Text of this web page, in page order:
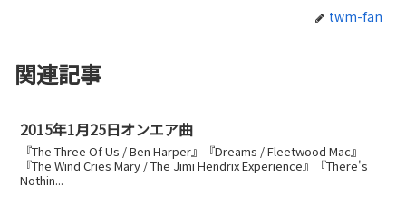
twm-fan
関連記事
2015年1月25日オンエア曲
『The Three Of Us / Ben Harper』『Dreams / Fleetwood Mac』
『The Wind Cries Mary / The Jimi Hendrix Experience』『There's
Nothin...